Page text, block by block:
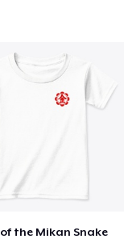
the Mikan Snake